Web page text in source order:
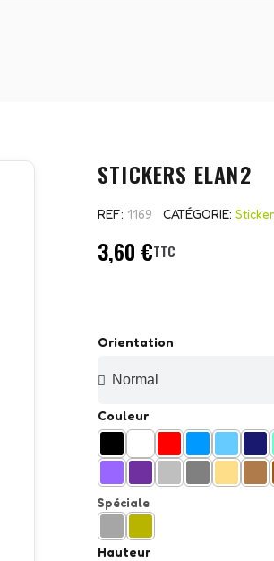
STICKERS ELAN2
REF 1169 CATÉGORIE
3,60 €TTC
Orientation
Couleur
Spéciale
Hauteur